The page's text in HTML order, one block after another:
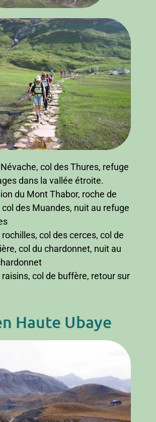
col des Thures, refuge
dans la vallée étroite.
du Mont Thabor, roche de
des Muandes, nuit au refuge
col des cerces, col de
col du chardonnet, nuit au
raisins, col de buffère, retour sur
Haute Ubaye